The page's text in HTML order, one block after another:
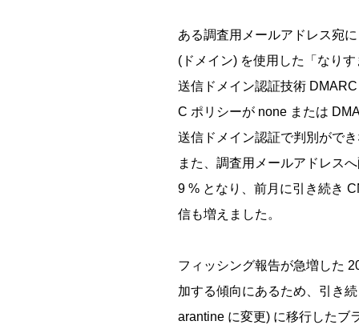
ある調査用メールアドレス宛
(ドメイン) を使用した「なり
送信ドメイン認証技術
C ポリシーが none または
送信ドメイン認証で判別がで
また、調査用メールアドレス
9 % となり、前月に引き続き
信も増えました。
フィッシング報告が急増した
加する傾向にあるため、引き
arantine に変更) に移行したブ